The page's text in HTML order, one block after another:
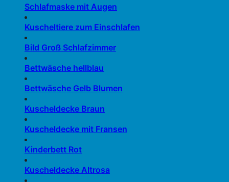
Schlafmaske mit Augen
Kuscheltiere zum Einschlafen
Bild Groß Schlafzimmer
Bettwäsche hellblau
Bettwäsche Gelb Blumen
Kuscheldecke Braun
Kuscheldecke mit Fransen
Kinderbett Rot
Kuscheldecke Altrosa